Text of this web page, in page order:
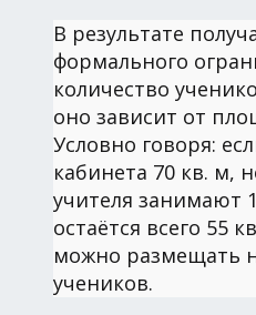
В результате
формального
количество
оно зависит от
Условно говоря:
кабинета 70 кв. м,
учителя занимают
остаётся всего 55
можно размещать
учеников.